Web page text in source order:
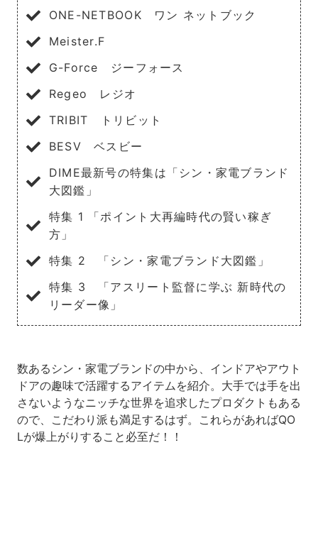
ONE-NETBOOK ワン ネットブック
Meister.F
G-Force ジーフォース
Regeo レジオ
TRIBIT トリビット
BESV ベスビー
DIME最新号の特集は「シン・家電ブランド
大図鑑」
特集 1 「ポイント大再編時代の賢い稼ぎ
方」
特集 2 「シン・家電ブランド大図鑑」
特集 3 「アスリート監督に学ぶ 新時代の
リーダー像」
数あるシン・家電ブランドの中から、インドアやアウト
ドアの趣味で活躍するアイテムを紹介。大手では手を出
さないようなニッチな世界を追求したプロダクトもある
ので、こだわり派も満足するはず。これらがあればQO
Lが爆上がりすること必至だ！！